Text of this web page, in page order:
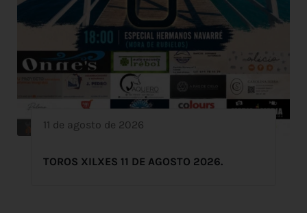
11 de agosto de 2026
TOROS XILXES 11 DE AGOSTO 2026.